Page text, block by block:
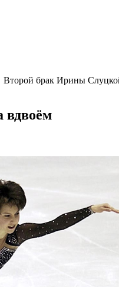
брак Ирины
вдвоём